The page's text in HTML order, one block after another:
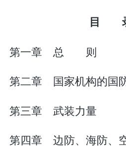
目
第一章 总 则
第二章 国家机构的国
第三章 武装力量
第四章 边防、海防、